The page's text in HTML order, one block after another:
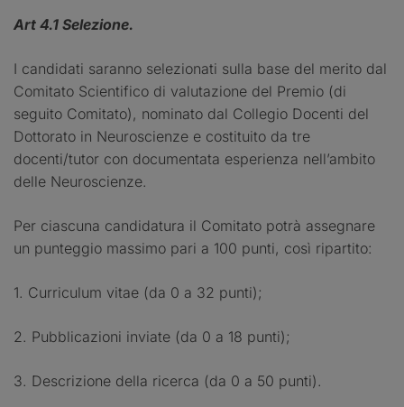
Art 4.1 Selezione.
I candidati saranno selezionati sulla base del merito dal
Comitato Scientifico di valutazione del Premio (di
seguito Comitato), nominato dal Collegio Docenti del
Dottorato in Neuroscienze e costituito da tre
docenti/tutor con documentata esperienza nell’ambito
delle Neuroscienze.
Per ciascuna candidatura il Comitato potrà assegnare
un punteggio massimo pari a 100 punti, così ripartito:
1. Curriculum vitae (da 0 a 32 punti);
2. Pubblicazioni inviate (da 0 a 18 punti);
3. Descrizione della ricerca (da 0 a 50 punti).